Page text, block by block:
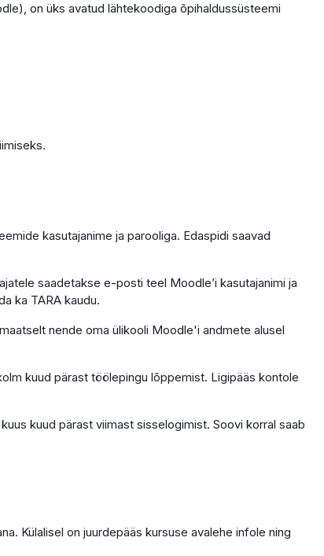
on üks avatud lähtekoodiga õpihaldussüsteemi
kasutajanime ja parooliga. Edaspidi saavad
saadetakse e-posti teel Moodle’i kasutajanimi ja
ka TARA kaudu.
nende oma ülikooli Moodle'i andmete alusel
kuud pärast töölepingu lõppemist. Ligipääs kontole
kuud pärast viimast sisselogimist. Soovi korral saab
Külalisel on juurdepääs kursuse avalehe infole ning